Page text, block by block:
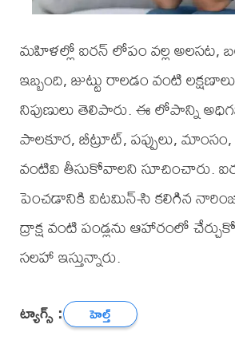
మహిళల్లో ఐరన్ లోపం వల్ల అలసట,
ఇబ్బంది, జుట్టు రాలడం వంటి
నిపుణులు తెలిపారు. ఈ లోపాన్ని
పాలకూర, బీట్రూట్, పప్పులు, మాంసం,
వంటివి తీసుకోవాలని సూచించారు.
పెంచడానికి విటమిన్-సి కలిగిన
ద్రాక్ష వంటి పండ్లను ఆహారంలో
సలహా ఇస్తున్నారు.
ట్యాగ్స్ : హెల్త్